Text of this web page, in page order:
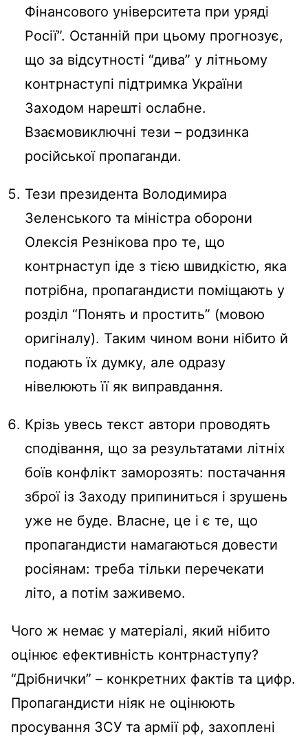
Фінансового університета при уряді
Росії”. Останній при цьому прогнозує,
що за відсутності “дива” у літньому
контрнаступі підтримка України
Заходом нарешті ослабне.
Взаємовиключні тези – родзинка
російської пропаганди.
Тези президента Володимира
Зеленського та міністра оборони
Олексія Резнікова про те, що
контрнаступ іде з тією швидкістю, яка
потрібна, пропагандисти поміщають у
розділ “Понять и простить” (мовою
оригіналу). Таким чином вони нібито й
подають їх думку, але одразу
нівелюють її як виправдання.
Крізь увесь текст автори проводять
сподівання, що за результатами літніх
боїв конфлікт заморозять: постачання
зброї із Заходу припиниться і зрушень
уже не буде. Власне, це і є те, що
пропагандисти намагаються довести
росіянам: треба тільки перечекати
літо, а потім заживемо.
Чого ж немає у матеріалі, який нібито
оцінює ефективність контрнаступу?
“Дрібнички” – конкретних фактів та цифр.
Пропагандисти ніяк не оцінюють
просування ЗСУ та армії рф, захоплені